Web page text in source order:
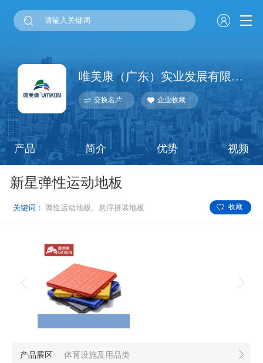
唯美康（广东）实业发展有限公司
交换名片 企业收藏
产品 简介 优势 视频
新星弹性运动地板
关键词： 弹性运动地板、悬浮拼装地板 收藏
产品展区 体育设施及用品类